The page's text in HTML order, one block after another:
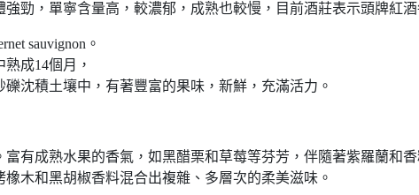
勁，單寧含量高，較濃郁，成熟也較慢，目前酒莊表示頭牌紅酒
sauvignon。
成14個月，
沈積土壤中，有著豐富的果味，新鮮，充滿活力。
富有成熟水果的香氣，如黑醋栗和草莓等芬芳，伴隨著紫羅蘭和
木和黑胡椒香料混合出複雜、多層次的柔美滋味。